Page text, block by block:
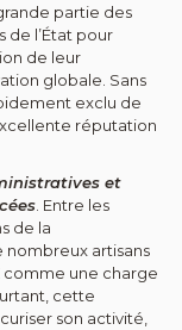
partie des
de l’État pour
de leur
globale. Sans
exclu de
réputation
et
. Entre les
de la
artisans
comme une charge
cette
son activité,